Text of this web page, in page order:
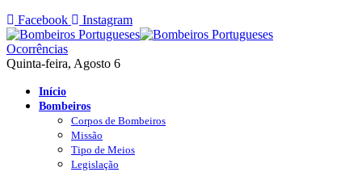
Facebook
Instagram
Ocorrências
Quinta-feira, Agosto 6
Início
Bombeiros
Corpos de Bombeiros
Missão
Tipo de Meios
Legislação